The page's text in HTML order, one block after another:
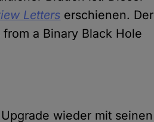
Letters erschienen. Der
a Binary Black Hole
wieder mit seinen